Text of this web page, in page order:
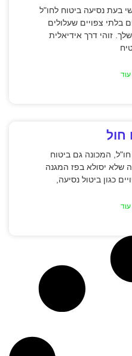
בעת נסיעה ביטוח לחו"ל
בלתי צפויים שעלולים
זוהי דרך אידיאלית
חול
המכונה גם ביטוח
שלא יסולא בפז המגנה
כגון ביטול נסיעה,